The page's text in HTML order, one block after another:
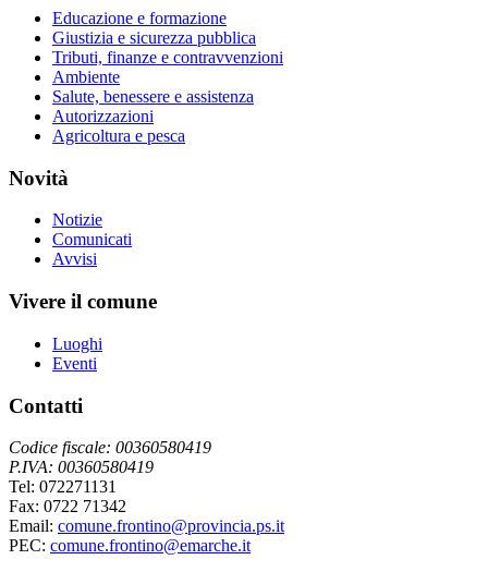
Educazione e formazione
Giustizia e sicurezza pubblica
Tributi, finanze e contravvenzioni
Ambiente
Salute, benessere e assistenza
Autorizzazioni
Agricoltura e pesca
Novità
Notizie
Comunicati
Avvisi
Vivere il comune
Luoghi
Eventi
Contatti
Codice fiscale: 00360580419
P.IVA: 00360580419
Tel: 072271131
Fax: 0722 71342
Email: comune.frontino@provincia.ps.it
PEC: comune.frontino@emarche.it